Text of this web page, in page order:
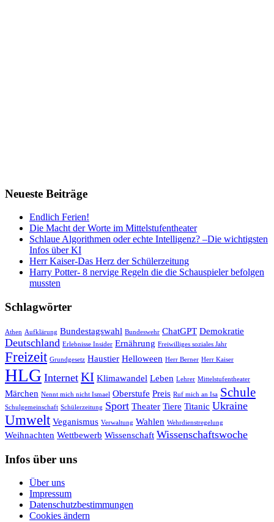
Neueste Beiträge
Endlich Ferien!
Die Macht der Worte im Mittelstufentheater
Schlaue Algorithmen oder echte Intelligenz? –Die wichtigsten
Infos über KI
Herr Kaiser-Das Herz der Schülerzeitung
Harry Potter- 8 nervige Regeln die die Schauspieler befolgen
mussten
Schlagwörter
Athen Aufklärung Bundestagswahl Bundeswehr ChatGPT Demokratie
Deutschland Erlebnisse Insider Ernährung Freiwilliges soziales Jahr
Freizeit Grundgesetz Haustier Helloween Herr Berner Herr Kaiser
HLG Internet KI Klimawandel Leben Lehrer Mittelstufentheater
Märchen Nennt mich nicht Ismael Oberstufe Preis Ruf mich an Isa Schule
Schulgemeinschaft Schülerzeitung Sport Theater Tiere Titanic Ukraine
Umwelt Veganismus Verwaltung Wahlen Wehrdienstregelung
Weihnachten Wettbewerb Wissenschaft Wissenschaftswoche
Infos über uns
Über uns
Impressum
Datenschutzbestimmungen
Cookies ändern